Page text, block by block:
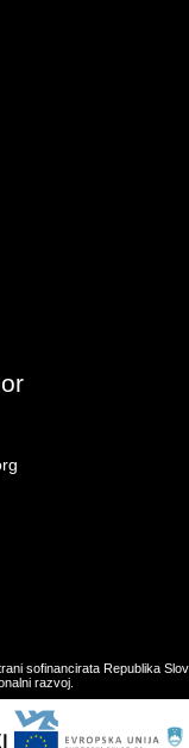
sofinancirata Republika
razvoj.